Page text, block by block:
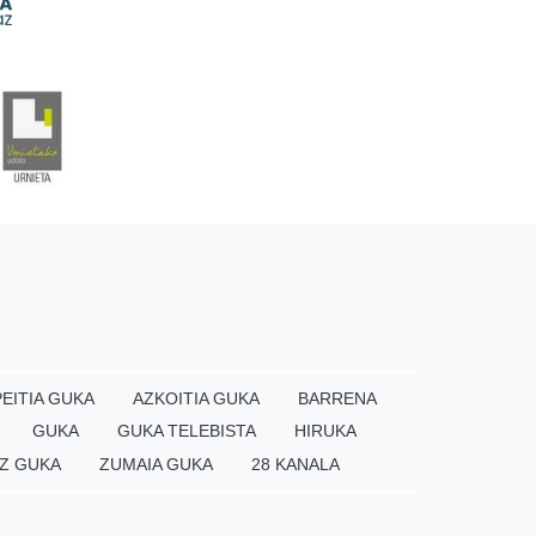
GUKA AZKOITIA GUKA
BARRENA
GUKA GUKA TELEBISTA
HIRUKA
GUKA ZUMAIA GUKA 28 KANALA